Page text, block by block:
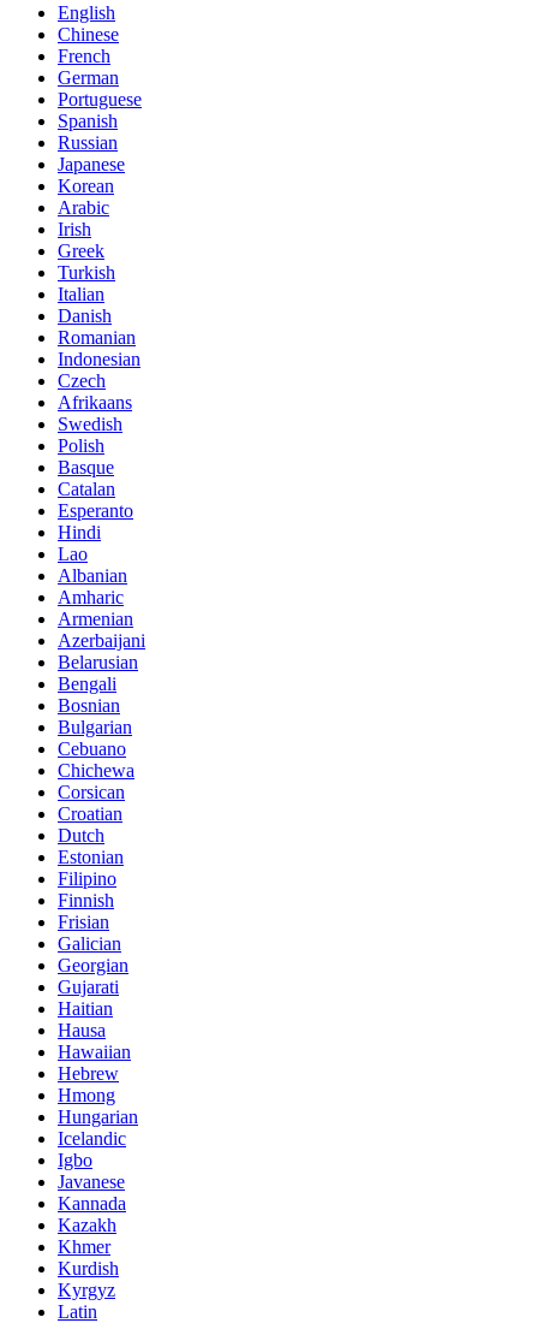
English
Chinese
French
German
Portuguese
Spanish
Russian
Japanese
Korean
Arabic
Irish
Greek
Turkish
Italian
Danish
Romanian
Indonesian
Czech
Afrikaans
Swedish
Polish
Basque
Catalan
Esperanto
Hindi
Lao
Albanian
Amharic
Armenian
Azerbaijani
Belarusian
Bengali
Bosnian
Bulgarian
Cebuano
Chichewa
Corsican
Croatian
Dutch
Estonian
Filipino
Finnish
Frisian
Galician
Georgian
Gujarati
Haitian
Hausa
Hawaiian
Hebrew
Hmong
Hungarian
Icelandic
Igbo
Javanese
Kannada
Kazakh
Khmer
Kurdish
Kyrgyz
Latin